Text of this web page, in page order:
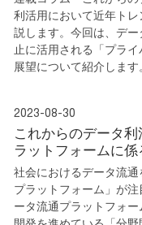
利活用において近年ト
説します。今回は、デ
止に活用される「プラ
展望について紹介します
2023-08-30
これからのデータ
ラットフォームに係
社会におけるデータ流
プラットフォーム」が
ータ流通プラットフォ